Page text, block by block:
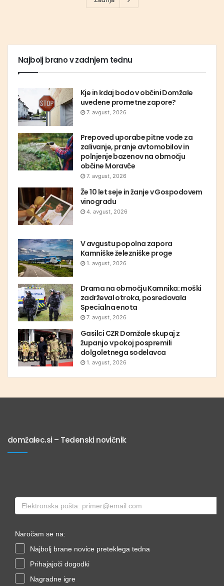
Najbolj brano v zadnjem tednu
Kje in kdaj bodo v občini Domžale
uvedene prometne zapore?
7. avgust, 2026
Prepoved uporabe pitne vode za
zalivanje, pranje avtomobilov in
polnjenje bazenov na območju
občine Moravče
7. avgust, 2026
Že 10 let seje in žanje v Gospodovem
vinogradu
4. avgust, 2026
V avgustu popolna zapora
Kamniške železniške proge
1. avgust, 2026
Drama na območju Kamnika: moški
zadrževal otroka, posredovala
Specialna enota
7. avgust, 2026
Gasilci CZR Domžale skupaj z
županjo v pokoj pospremili
dolgoletnega sodelavca
1. avgust, 2026
domžalec.si – Tedenski novičnik
Naročam se na:
Najbolj brane novice preteklega tedna
Prihajajoči dogodki
Nagradne igre